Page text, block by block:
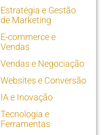
Estratégia e Gestão
de Marketing
E-commerce e
Vendas
Vendas e Negociação
Websites e Conversão
IA e Inovação
Tecnologia e
Ferramentas